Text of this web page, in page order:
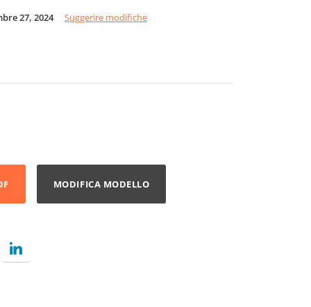
27, 2024 Suggerire modifiche
MODIFICA MODELLO